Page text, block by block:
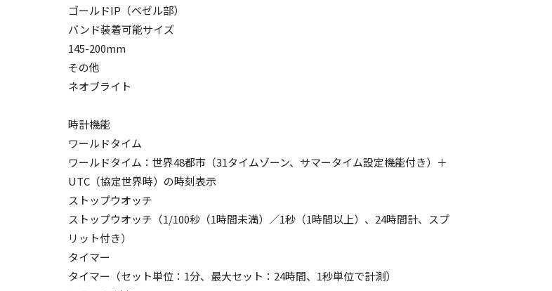
ゴールドIP（ベゼル部）
バンド装着可能サイズ
145-200mm
その他
ネオブライト
時計機能
ワールドタイム
ワールドタイム：世界48都市（31タイムゾーン、サマータイム設定機能付き）＋
UTC（協定世界時）の時刻表示
ストップウオッチ
ストップウオッチ（1/100秒（1時間未満）／1秒（1時間以上）、24時間計、スプ
リット付き）
タイマー
タイマー（セット単位：1分、最大セット：24時間、1秒単位で計測）